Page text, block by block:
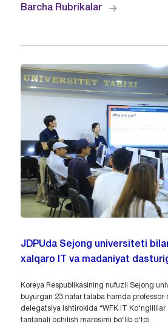
Barcha Rubrikalar
JDPUda Sejong universiteti
xalqaro IT va madaniyat
Koreya Respublikasining nufuzli Sejong
buyurgan 23 nafar talaba hamda
delegatsiya ishtirokida “WFK IT Ko‘ngillilar
tantanali ochilish marosimi bo‘lib o‘tdi.